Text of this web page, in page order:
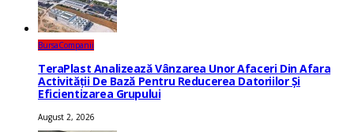
BursaCompanii
TeraPlast Analizează Vânzarea Unor Afaceri Din Afara
Activității De Bază Pentru Reducerea Datoriilor Și
Eficientizarea Grupului
August 2, 2026